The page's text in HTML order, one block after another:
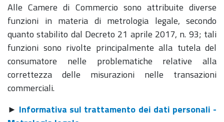
Alle Camere di Commercio sono attribuite diverse
funzioni in materia di metrologia legale, secondo
quanto stabilito dal Decreto 21 aprile 2017, n. 93; tali
funzioni sono rivolte principalmente alla tutela del
consumatore nelle problematiche relative alla
correttezza delle misurazioni nelle transazioni
commerciali.
► Informativa sul trattamento dei dati personali -